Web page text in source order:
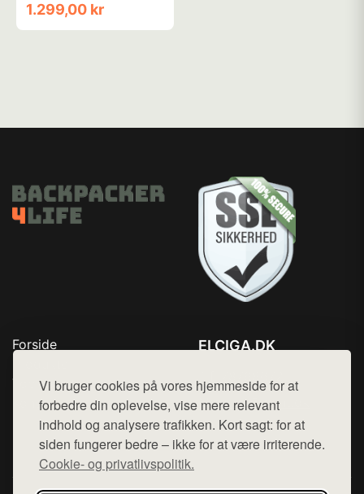
Vi bruger cookies på vores hjemmeside for at
forbedre din oplevelse, vise mere relevant
indhold og analysere trafikken. Kort sagt: for at
siden fungerer bedre – ikke for at være irriterende.
Cookie- og privatlivspolitik.
1.299,00 kr
Forside
Top Rabatter
Kontakt
ELCIGA.DK
Mail: hej@want.dk
Cookie- og privatlivspolitik